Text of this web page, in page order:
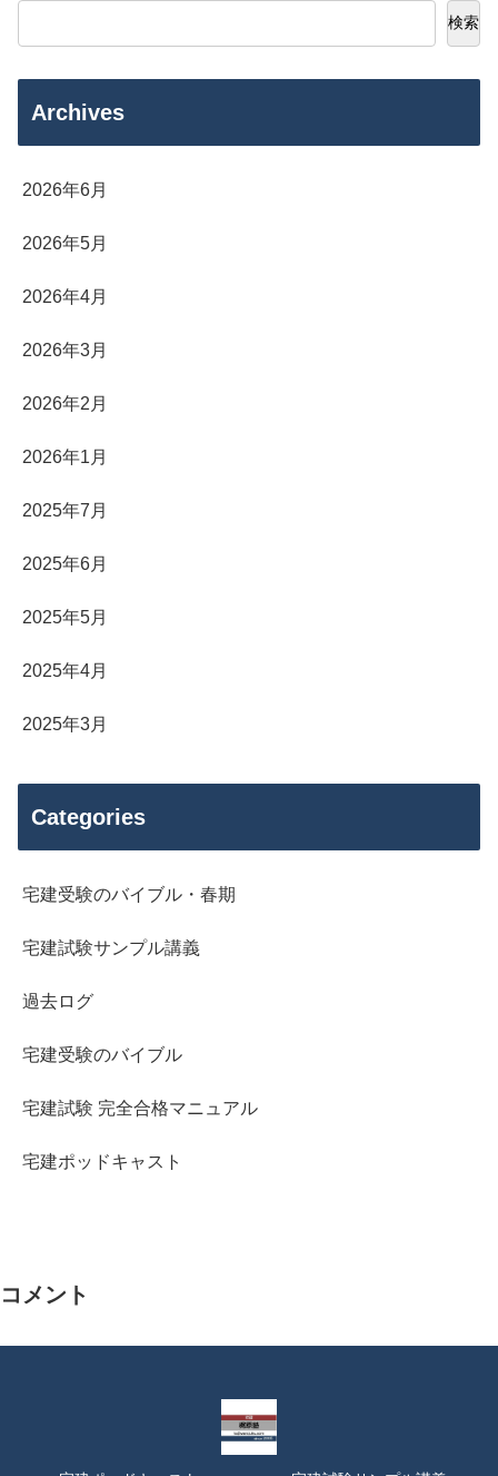
検索
Archives
2026年6月
2026年5月
2026年4月
2026年3月
2026年2月
2026年1月
2025年7月
2025年6月
2025年5月
2025年4月
2025年3月
Categories
宅建受験のバイブル・春期
宅建試験サンプル講義
過去ログ
宅建受験のバイブル
宅建試験 完全合格マニュアル
宅建ポッドキャスト
コメント